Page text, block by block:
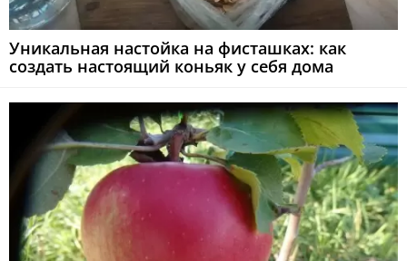
Уникальная настойка на фисташках: как
создать настоящий коньяк у себя дома